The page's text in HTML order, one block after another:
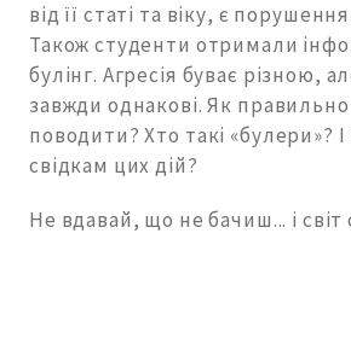
від її статі та віку, є
Також студенти отримали
булінг. Агресія буває різною,
завжди однакові. Як
поводити? Хто такі «булери»?
свідкам цих дій?
Не вдавай, що не бачиш... і